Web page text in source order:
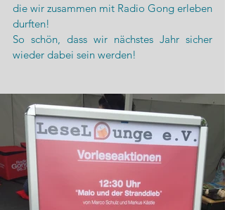
die wir zusammen mit Radio Gong erleben
durften!
So schön, dass wir nächstes Jahr sicher
wieder dabei sein werden!